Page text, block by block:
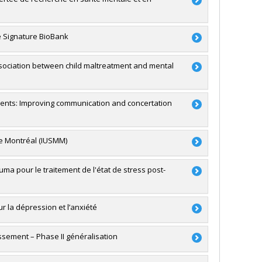
BioBank
between child maltreatment and mental
Improving communication and concertation
(IUSMM)
pour le traitement de l'état de stress post-
la dépression et l’anxiété
– Phase II généralisation